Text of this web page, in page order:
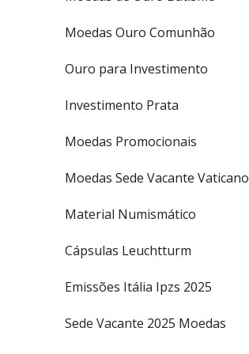
Moedas Ouro Comunhão
Ouro para Investimento
Investimento Prata
Moedas Promocionais
Moedas Sede Vacante Vaticano
Material Numismático
Cápsulas Leuchtturm
Emissões Itália Ipzs 2025
Sede Vacante 2025 Moedas